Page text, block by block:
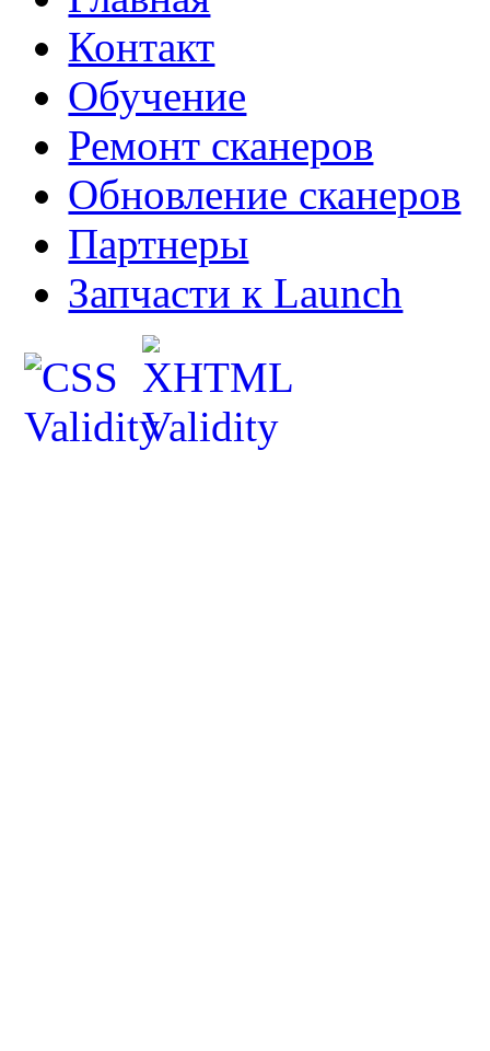
Контакт
Обучение
Ремонт сканеров
Обновление сканеров
Партнеры
Запчасти к Launch